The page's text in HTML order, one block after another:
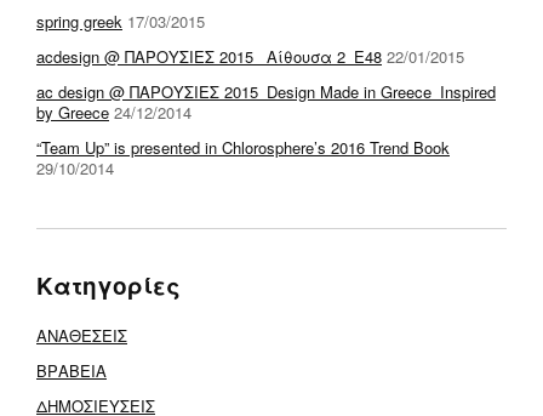
spring greek 17/03/2015
acdesign @ ΠΑΡΟΥΣΙΕΣ 2015_ Αίθουσα 2_E48 22/01/2015
ac design @ ΠΑΡΟΥΣΙΕΣ 2015_Design Made in Greece_Inspired
by Greece 24/12/2014
“Team Up” is presented in Chlorosphere’s 2016 Trend Book
29/10/2014
Κατηγορίες
ΑΝΑΘΕΣΕΙΣ
ΒΡΑΒΕΙΑ
ΔΗΜΟΣΙΕΥΣΕΙΣ